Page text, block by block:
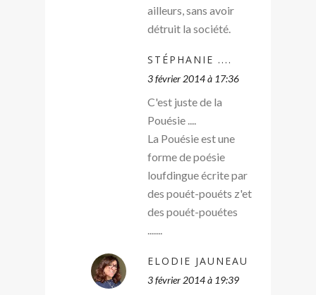
ailleurs, sans avoir
détruit la société.
STÉPHANIE ....
3 février 2014 à 17:36
C'est juste de la
Pouésie ....
La Pouésie est une
forme de poésie
loufdingue écrite par
des pouét-pouéts z'et
des pouét-pouétes
ELODIE JAUNEAU
3 février 2014 à 19:39